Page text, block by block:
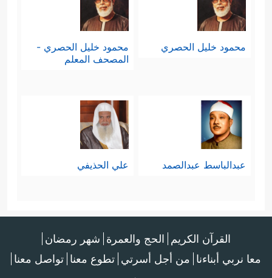
محمود خليل الحصري
محمود خليل الحصري -
المصحف المعلم
عبدالباسط عبدالصمد علي الحذيفي
القرآن الكريم الحج والعمرة شهر رمضان
معا نربي أبناءنا من أجل أسرتي تطوع معنا تواصل معنا